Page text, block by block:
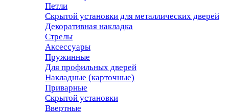
Петли
Скрытой установки для металлических дверей
Декоративная накладка
Стрелы
Аксессуары
Пружинные
Для профильных дверей
Накладные (карточные)
Приварные
Скрытой установки
Ввертные